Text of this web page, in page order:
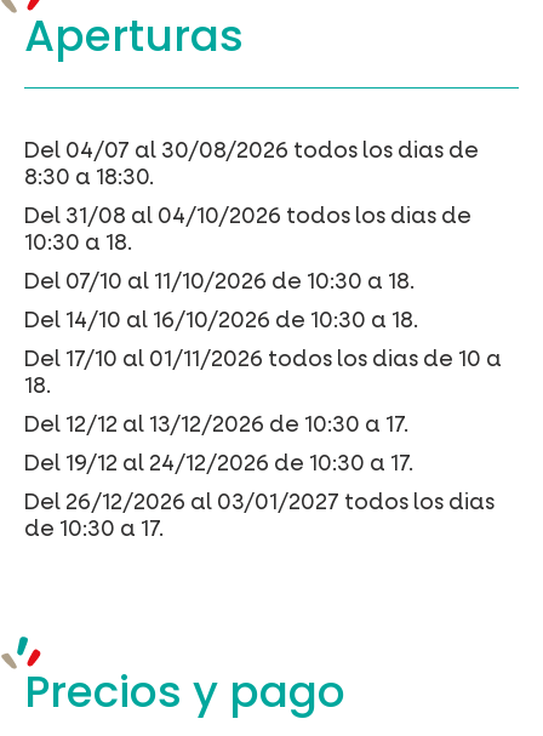
Aperturas
Del 04/07 al 30/08/2026 todos los dias de
8:30 a 18:30.
Del 31/08 al 04/10/2026 todos los dias de
10:30 a 18.
Del 07/10 al 11/10/2026 de 10:30 a 18.
Del 14/10 al 16/10/2026 de 10:30 a 18.
Del 17/10 al 01/11/2026 todos los dias de 10 a
18.
Del 12/12 al 13/12/2026 de 10:30 a 17.
Del 19/12 al 24/12/2026 de 10:30 a 17.
Del 26/12/2026 al 03/01/2027 todos los dias
de 10:30 a 17.
Precios y pago